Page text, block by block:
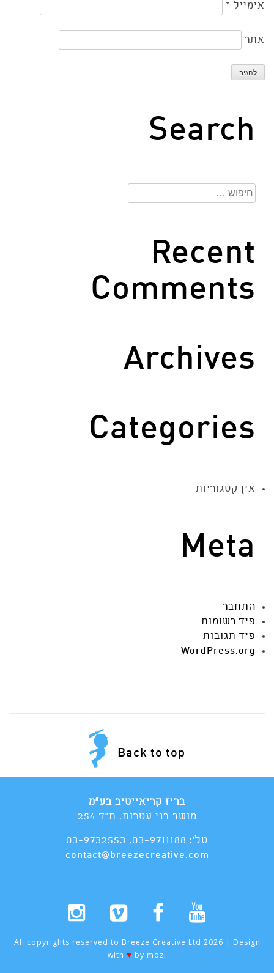
אימייל *
אתר
Search
חיפוש:
Recent
Comments
Archives
Categories
אין קטגוריות
Meta
התחבר
פיד רשומות
פיד תגובות
WordPress.org
Back to top
בריז קריאייטיב בע"מ
מושב בני עטרות. ת"ד 254
טל': 03-9711188
,
03-9732553
contact@breezecreative.com
All copyrights reserved to Breeze Creative Ltd 2026 | Design
with ♥ by mozi